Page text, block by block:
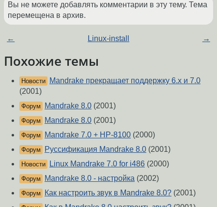
Вы не можете добавлять комментарии в эту тему. Тема
перемещена в архив.
← Linux-install →
Похожие темы
Новости
Mandrake прекращает поддержку 6.x и 7.0
(2001)
Форум Mandrake 8.0 (2001)
Форум Mandrake 8.0 (2001)
Форум Mandrake 7.0 + HP-8100 (2000)
Форум Руссификация Mandrake 8.0 (2001)
Новости Linux Mandrake 7.0 for i486 (2000)
Форум Mandrake 8.0 - настройка (2002)
Форум Как настроить звук в Mandrake 8.0? (2001)